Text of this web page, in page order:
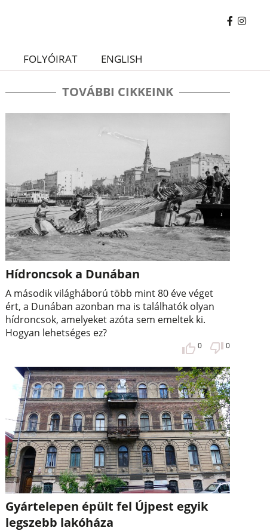
FOLYÓIRAT ENGLISH
TOVÁBBI CIKKEINK
Hídroncsok a Dunában
A második világháború több mint 80 éve véget
ért, a Dunában azonban ma is találhatók olyan
hídroncsok, amelyeket azóta sem emeltek ki.
Hogyan lehetséges ez?
0 0
Gyártelepen épült fel Újpest egyik
legszebb lakóháza